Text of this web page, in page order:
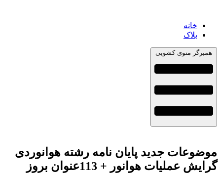
خانه
بلاک
همبرگر منوی کشویی
موضوعات جدید پایان نامه رشته هوانوردی
گرایش عملیات هوانور + 113عنوان بروز